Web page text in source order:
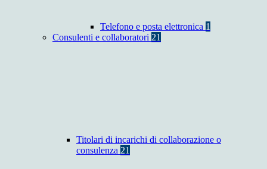
Telefono e posta elettronica 1
Consulenti e collaboratori 21
Titolari di incarichi di collaborazione o
consulenza 21